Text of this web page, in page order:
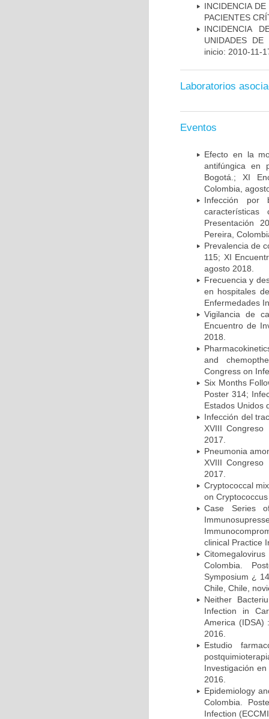
INCIDENCIA
PACIENTES
INCIDENCIA
UNIDADES DE
inicio: 2010-11-
Laboratorios
Eventos
Efecto en la
antifúngica en
Bogotá.; XI
Colombia,
Infección por
Presentación
Pereira,
Prevalencia de
115; XI
agosto 2018.
Frecuencia y
en hospitales
Enfermedades
Vigilancia de
Encuentro de
2018.
and
Congress on
Six Months
Poster 314;
Estados Unidos
Infección del
XVIII
2017.
Pneumonia
XVIII
2017.
Cryptococcal
on
Case Series
clinical Practice
Colombia.
Symposium ¿
Chile, Chile,
Neither
Infection in
America (IDSA)
2016.
Estudio
Investigación
2016.
Epidemiology
Colombia.
Infection